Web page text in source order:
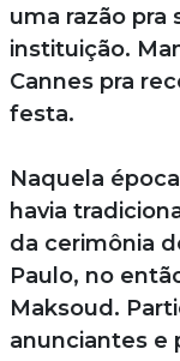
uma razão
instituição.
Cannes pra
festa.
Naquela
havia
da cerimônia
Paulo, no
Maksoud.
anunciantes e